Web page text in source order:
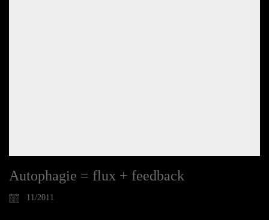
Autophagie = flux + feedback
11/2011